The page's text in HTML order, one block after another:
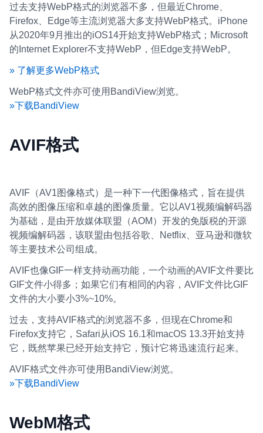
过去支持WebP格式的浏览器不多，但最近Chrome、
Firefox、Edge等主流浏览器大多支持WebP格式。iPhone
从2020年9月推出的iOS14开始支持WebP格式；Microsoft
的Internet Explorer不支持WebP，但Edge支持WebP。
» 了解更多WebP格式
WebP格式文件亦可使用BandiView浏览。
»下载BandiView
AVIF格式
AVIF（AV1图像格式）是一种下一代图像格式，旨在提供
高效的图像压缩和卓越的图像质量。它以AV1视频编解码器
为基础，是由开放媒体联盟（AOM）开发的免版税的开源
视频编解码器，该联盟由包括谷歌、Netflix、亚马逊和微软
等主要技术公司组成。
AVIF也像GIF一样支持动画功能，一个动画的AVIF文件要比
GIF文件小得多；如果它们有相同的内容，AVIF文件比GIF
文件的大小要小3%~10%。
过去，支持AVIF格式的浏览器不多，但现在Chrome和
Firefox支持它，Safari从iOS 16.1和macOS 13.3开始支持
它，既然苹果已经开始支持它，预计它将迅速流行起来。
AVIF格式文件亦可使用BandiView浏览。
»下载BandiView
WebM格式